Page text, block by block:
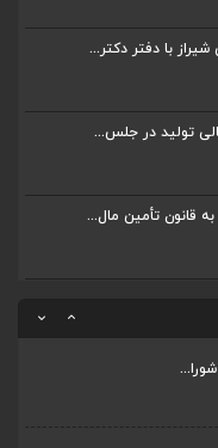
با دفتر دکتر...
تولید در جلس...
قانون تأمین مال...
دکتر...